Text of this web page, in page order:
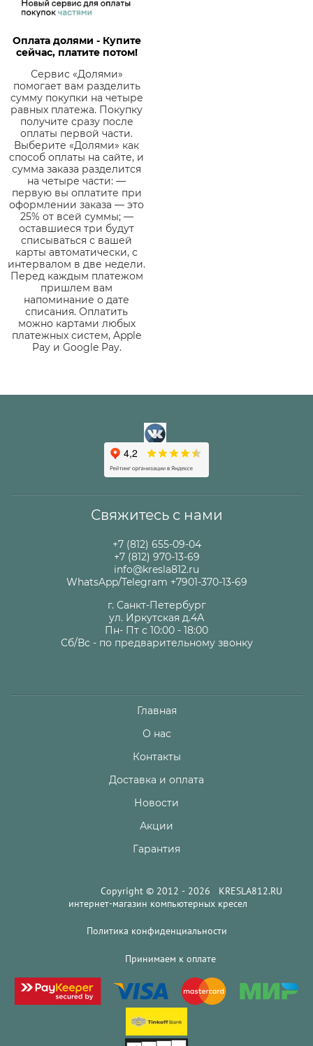
Оплата долями - Купите
сейчас, платите потом!
Сервис «Долями»
помогает вам разделить
сумму покупки на четыре
равных платежа. Покупку
получите сразу после
оплаты первой части.
Выберите «Долями» как
способ оплаты на сайте, и
сумма заказа разделится
на четыре части: —
первую вы оплатите при
оформлении заказа — это
25% от всей суммы; —
оставшиеся три будут
списываться с вашей
карты автоматически, с
интервалом в две недели.
Перед каждым платежом
пришлем вам
напоминание о дате
списания. Оплатить
можно картами любых
платежных систем, Apple
Pay и Google Pay.
Свяжитесь с нами
+7 (812) 655-09-04
+7 (812) 970-13-69
info@kresla812.ru
WhatsApp/Telegram +7901-370-13-69
г. Санкт-Петербург
ул. Иркутская д.4А
Пн- Пт с 10:00 - 18:00
Сб/Вс - по предварительному звонку
Главная
О нас
Контакты
Доставка и оплата
Новости
Акции
Гарантия
Copyright © 2012 - 2026 KRESLA812.RU
интернет-магазин компьютерных кресел
Политика конфиденциальности
Принимаем к оплате